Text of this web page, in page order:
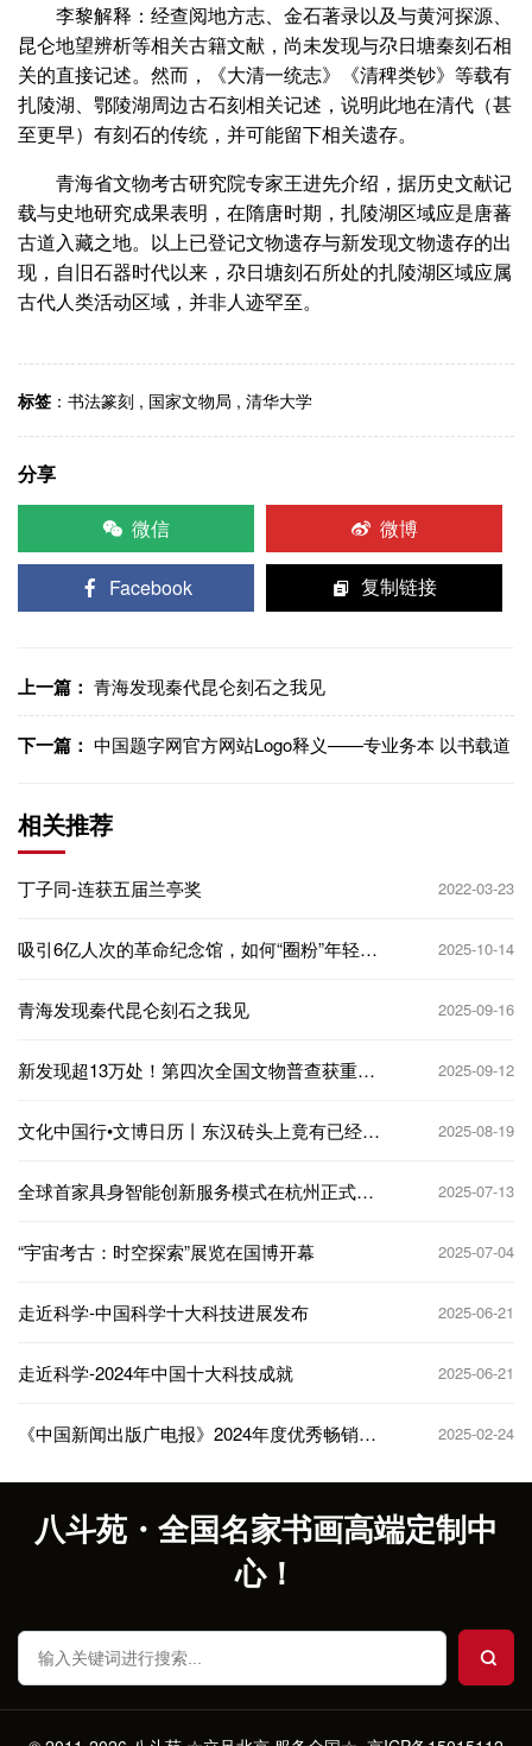
李黎解释：经查阅地方志、金石著录以及与黄河探源、
昆仑地望辨析等相关古籍文献，尚未发现与尕日塘秦刻石相
关的直接记述。然而，《大清一统志》《清稗类钞》等载有
扎陵湖、鄂陵湖周边古石刻相关记述，说明此地在清代（甚
至更早）有刻石的传统，并可能留下相关遗存。
青海省文物考古研究院专家王进先介绍，据历史文献记
载与史地研究成果表明，在隋唐时期，扎陵湖区域应是唐蕃
古道入藏之地。以上已登记文物遗存与新发现文物遗存的出
现，自旧石器时代以来，尕日塘刻石所处的扎陵湖区域应属
古代人类活动区域，并非人迹罕至。
标签 ： 书法篆刻 , 国家文物局 , 清华大学
分享
微信
微博
Facebook 复制链接
上一篇： 青海发现秦代昆仑刻石之我见
下一篇： 中国题字网官方网站Logo释义——专业务本 以书载道
相关推荐
丁子同-连获五届兰亭奖 2022-03-23
吸引6亿人次的革命纪念馆，如何“圈粉”年轻人
2025-10-14
青海发现秦代昆仑刻石之我见 2025-09-16
新发现超13万处！第四次全国文物普查获重要
2025-09-12
文化中国行•文博日历丨东汉砖头上竟有已经失
2025-08-19
全球首家具身智能创新服务模式在杭州正式落
2025-07-13
“宇宙考古：时空探索”展览在国博开幕 2025-07-04
走近科学-中国科学十大科技进展发布 2025-06-21
走近科学-2024年中国十大科技成就 2025-06-21
《中国新闻出版广电报》2024年度优秀畅销书
2025-02-24
八斗苑・全国名家书画高端定制中
心！